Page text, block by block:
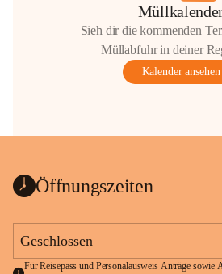
Sieh dir die kommenden
Müllabfuhr in deiner
Kalender ansehen
Öffnungszeiten
Geschlossen
Für Reisepass und Personalausweis Anträge sowie